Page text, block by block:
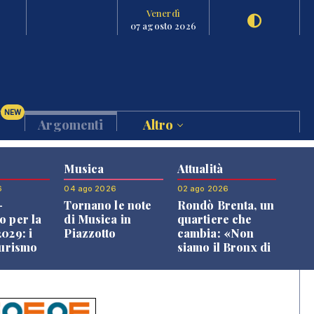
Venerdì
07 agosto 2026
NEW
Argomenti Altro
per la
i
Musica
04 ago 2026
Tornano le note
di Musica in
Piazzotto
Attualità
02 ago 2026
Rondò Brenta, un
quartiere che
cambia: «Non
siamo il Bronx di